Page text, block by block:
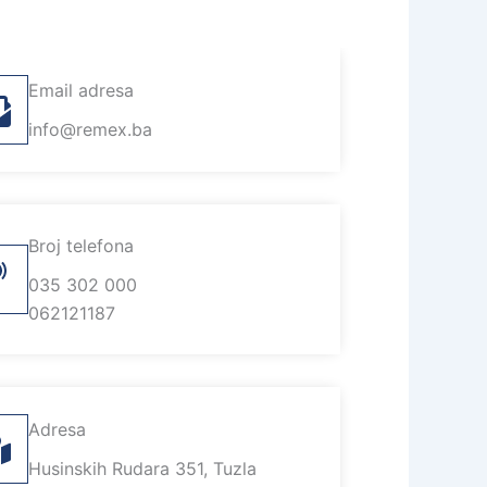
Email adresa
info@remex.ba
Broj telefona
035 302 000
062121187
Adresa
Husinskih Rudara 351, Tuzla